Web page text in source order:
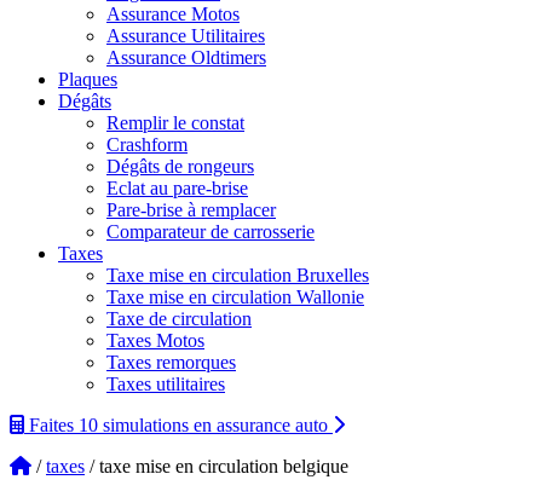
Assurance Motos
Assurance Utilitaires
Assurance Oldtimers
Plaques
Dégâts
Remplir le constat
Crashform
Dégâts de rongeurs
Eclat au pare-brise
Pare-brise à remplacer
Comparateur de carrosserie
Taxes
Taxe mise en circulation Bruxelles
Taxe mise en circulation Wallonie
Taxe de circulation
Taxes Motos
Taxes remorques
Taxes utilitaires
Faites 10 simulations en assurance auto
/taxes / taxe mise en circulation belgique